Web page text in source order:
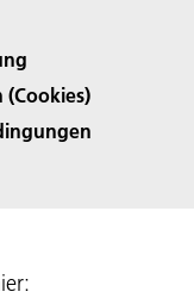
(Cookies)